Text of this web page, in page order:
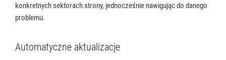
konkretnych sektorach strony, jednocześnie nawigując do danego
problemu.
Automatyczne aktualizacje